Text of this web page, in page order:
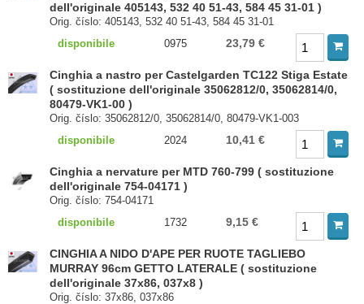
dell'originale 405143, 532 40 51-43, 584 45 31-01 )
Orig. číslo: 405143, 532 40 51-43, 584 45 31-01
disponibile
0975 23,79 €
Cinghia a nastro per Castelgarden TC122 Stiga Estate
( sostituzione dell'originale 35062812/0, 35062814/0,
80479-VK1-00 )
Orig. číslo: 35062812/0, 35062814/0, 80479-VK1-003
disponibile
2024 10,41 €
Cinghia a nervature per MTD 760-799 ( sostituzione
dell'originale 754-04171 )
Orig. číslo: 754-04171
disponibile
1732 9,15 €
CINGHIA A NIDO D'APE PER RUOTE TAGLIEBO
MURRAY 96cm GETTO LATERALE ( sostituzione
dell'originale 37x86, 037x8 )
Orig. číslo: 37x86, 037x86